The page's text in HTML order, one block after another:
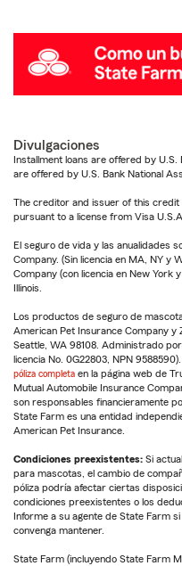
Divulgaciones
Installment loans are offered by
are offered by U.S. Bank National
The creditor and issuer of this credit
pursuant to a license from Visa
El seguro de vida y las anualidades
Company. (Sin licencia en MA, NY y
Company (con licencia en New York
Illinois.
Los productos de seguro de
American Pet Insurance Company y
Seattle, WA 98108. Administrado
licencia No. 0G22803, NPN
póliza completa en la página web de
Mutual Automobile Insurance
son responsables financieramente
State Farm es una entidad
American Pet Insurance.
Condiciones preexistentes: Si
para mascotas, el cambio de
póliza podría afectar ciertas
condiciones preexistentes o los
Informe a su agente de State Farm
convenga mantener.
State Farm (incluyendo State Farm